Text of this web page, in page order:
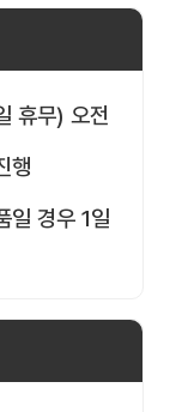
휴무) 오전
행
일 경우 1일